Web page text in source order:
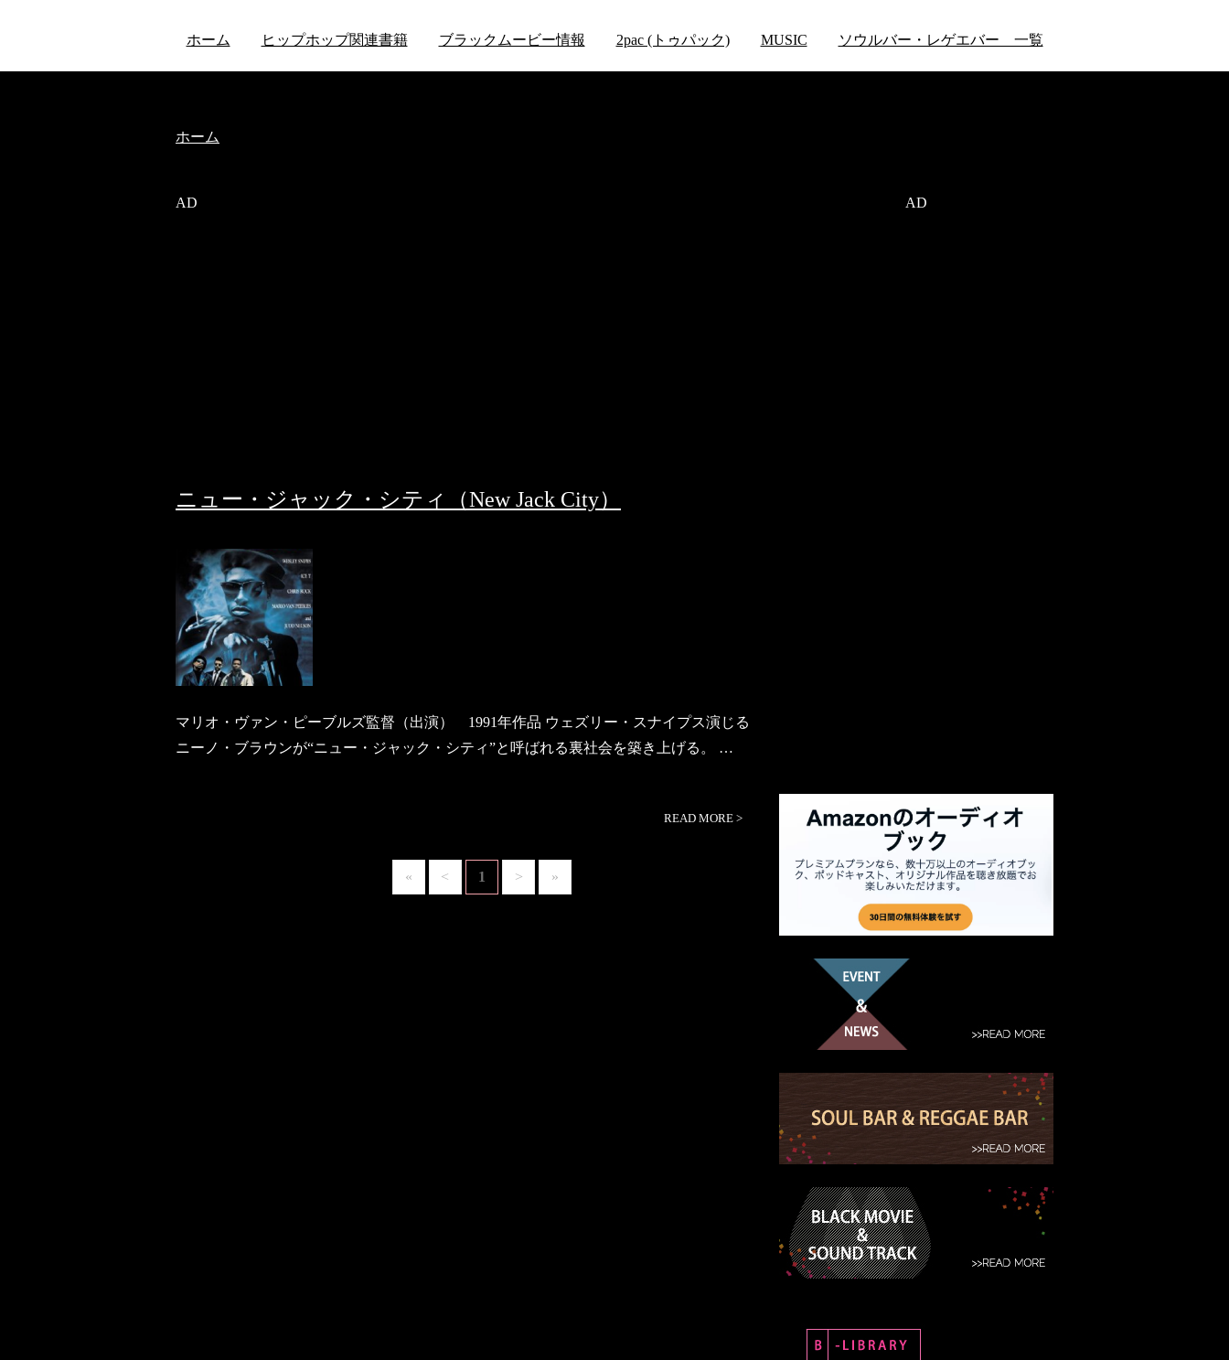
ホーム ヒップホップ関連書籍 ブラックムービー情報 2pac (トゥパック) MUSIC ソウルバー・レゲエバー 一覧
ホーム
AD
ニュー・ジャック・シティ（New Jack City）
マリオ・ヴァン・ピーブルズ監督（出演） 1991年作品 ウェズリー・スナイプス演じる
ニーノ・ブラウンが“ニュー・ジャック・シティ”と呼ばれる裏社会を築き上げる。 …
READ MORE >
« < 1 > »
AD